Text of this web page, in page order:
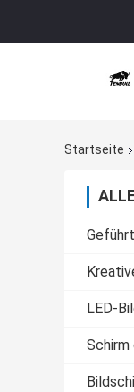
Startseite
LED-
Schirm